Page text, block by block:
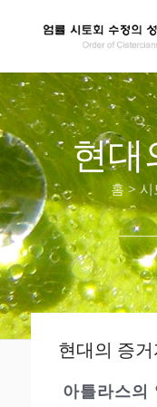
현대
홈 >
현대의 증
아틀라스의